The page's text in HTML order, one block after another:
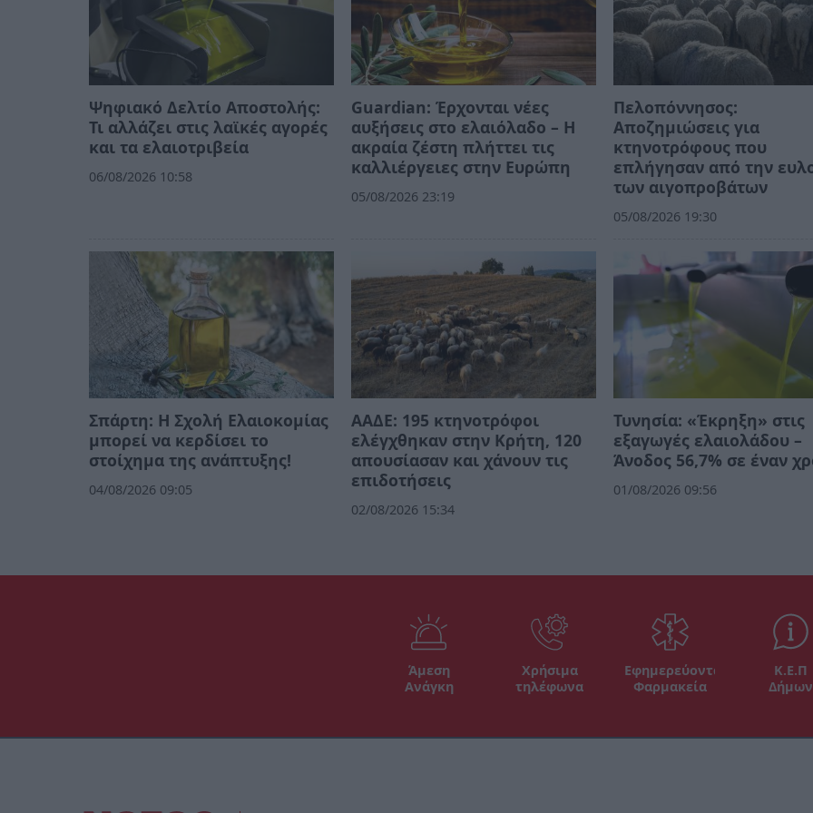
Ψηφιακό Δελτίο Αποστολής:
Τι αλλάζει στις λαϊκές αγορές
και τα ελαιοτριβεία
06/08/2026 10:58
Guardian: Έρχονται νέες
αυξήσεις στο ελαιόλαδο – Η
ακραία ζέστη πλήττει τις
καλλιέργειες στην Ευρώπη
05/08/2026 23:19
Πελοπόννησος:
Αποζημιώσεις για
κτηνοτρόφους που
επλήγησαν από την
των αιγοπροβάτων
05/08/2026 19:30
Σπάρτη: Η Σχολή Ελαιοκομίας
μπορεί να κερδίσει το
στοίχημα της ανάπτυξης!
04/08/2026 09:05
ΑΑΔΕ: 195 κτηνοτρόφοι
ελέγχθηκαν στην Κρήτη, 120
απουσίασαν και χάνουν τις
επιδοτήσεις
02/08/2026 15:34
Τυνησία: «Έκρηξη» στις
εξαγωγές ελαιολάδου –
Άνοδος 56,7% σε έναν
01/08/2026 09:56
Άμεση
Ανάγκη
Χρήσιμα
τηλέφωνα
Εφημερεύοντα
Φαρμακεία
Κ.Ε.Π
Δήμων